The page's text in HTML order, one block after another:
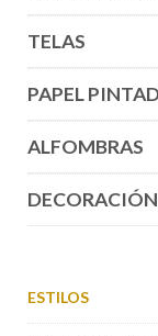
TELAS
PAPEL
ALFOMBRAS
ESTILOS